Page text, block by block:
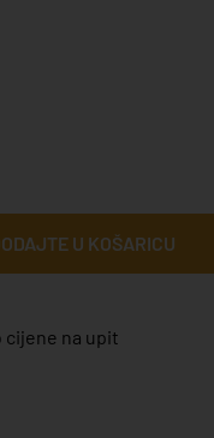
U KOŠARICU
cijene na upit